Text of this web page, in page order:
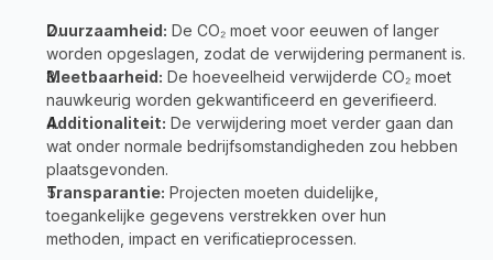
Duurzaamheid: De CO₂ moet voor eeuwen of langer
worden opgeslagen, zodat de verwijdering permanent is.
Meetbaarheid: De hoeveelheid verwijderde CO₂ moet
nauwkeurig worden gekwantificeerd en geverifieerd.
Additionaliteit: De verwijdering moet verder gaan dan
wat onder normale bedrijfsomstandigheden zou hebben
plaatsgevonden.
Transparantie: Projecten moeten duidelijke,
toegankelijke gegevens verstrekken over hun
methoden, impact en verificatieprocessen.